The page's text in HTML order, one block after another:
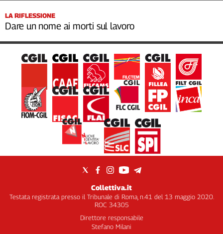
LA RIFLESSIONE
Dare un nome ai morti sul lavoro
Collettiva.it
Testata registrata presso il Tribunale di Roma, n.41 del 13 maggio 2020.
ROC 34305
Direttore responsabile
Stefano Milani